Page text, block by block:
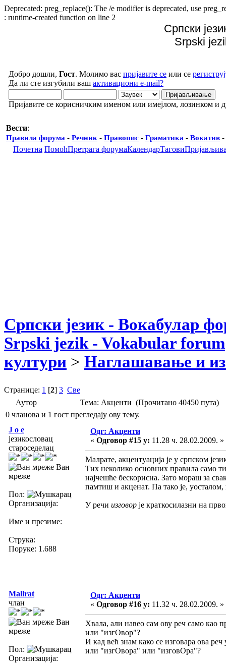
Deprecated: preg_replace(): The /e modifier is deprecated, use
: runtime-created function on line 2
Српски
Srpski
Добро дошли, Гост. Молимо вас пријавите се или се
Да ли сте изгубили ваш активациони e-mail?
Пријавите се корисничким именом или имејлом, лозинком и
Вести:
Правила форума - Речник - Правопис - Граматика - Вокатив -
Почетна ПомоћПретрага форумаКалендарТагови
Српски језик - Вокабулар
Srpski jezik - Vokabular forum
култури > Наглашавање и
Странице: 1 [2] 3 Све
Аутор
Тема: Акценти (Прочитано 40450 пута)
0 чланова и 1 гост прегледају ову тему.
J o e
језикословац
староседелац
Ван
мреже
Пол:
Организација:
Име и презиме:
Струка:
Поруке: 1.688
Одг: Акценти
« Одговор #15 у: 11.28 ч. 28.02.2009. »
Малрате, акцентуација је у српском
Тих неколико основних правила само
најчешће бескорисна. Зато мораш за
памтиш и акценат. Па тако је, уосталом,
У речи изговор је краткосилазни на
Mallrat
члан
Ван
мреже
Пол:
Организација:
Одг: Акценти
« Одговор #16 у: 11.32 ч. 28.02.2009. »
Хвала, али навео сам ову реч само као
или "изгОвор"?
И кад већ знам како се изговара ова
или "изгОвора" или "изговОра"?